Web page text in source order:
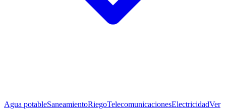
Agua potableSaneamientoRiegoTelecomunicacionesElectricidadVer